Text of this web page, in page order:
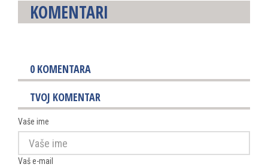
KOMENTARI
0 KOMENTARA
TVOJ KOMENTAR
Vaše ime
Vaš e-mail